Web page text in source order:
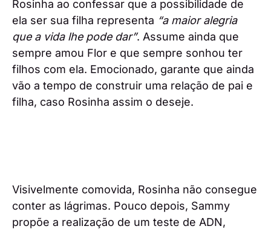
Rosinha ao confessar que a possibilidade de
ela ser sua filha representa “a maior alegria
que a vida lhe pode dar”. Assume ainda que
sempre amou Flor e que sempre sonhou ter
filhos com ela. Emocionado, garante que ainda
vão a tempo de construir uma relação de pai e
filha, caso Rosinha assim o deseje.
Visivelmente comovida, Rosinha não consegue
conter as lágrimas. Pouco depois, Sammy
propõe a realização de um teste de ADN,